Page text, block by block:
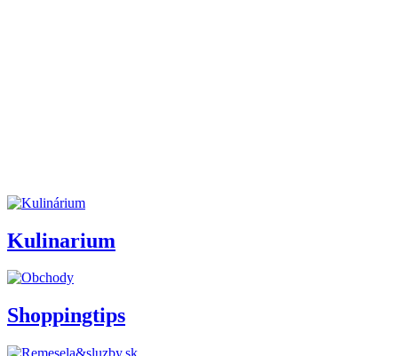
Kulinarium
Shoppingtips